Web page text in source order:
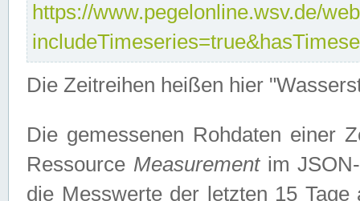
https://www.pegelonline.wsv.de/
Die Zeitreihen heißen hier
Die gemessenen Rohdaten einer
Ressource Measurementim JSON-
die Messwerte der letzten 15